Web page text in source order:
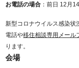
お電話の場合 ：前日 12月
新型コロナウイルス感染状
電話や移住相談専用メール
ります。
会場